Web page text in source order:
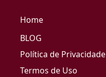
Home
BLOG
Política de Privacidade
Termos de Uso